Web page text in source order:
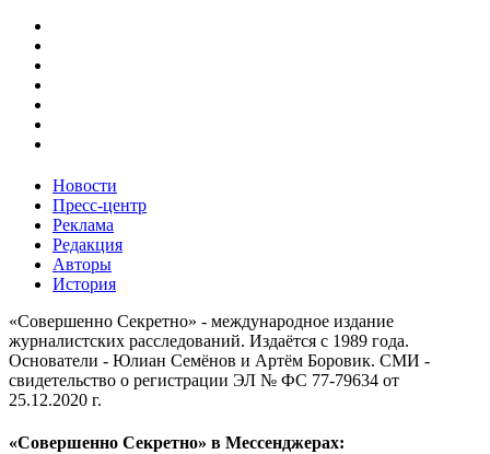
Новости
Пресс-центр
Реклама
Редакция
Авторы
История
«Совершенно Секретно» - международное издание
журналистских расследований. Издаётся с 1989 года.
Основатели - Юлиан Семёнов и Артём Боровик. CМИ -
свидетельство о регистрации ЭЛ № ФС 77-79634 от
25.12.2020 г.
«Совершенно Секретно» в Мессенджерах: